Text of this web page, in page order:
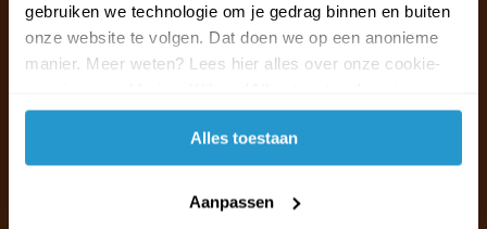
gebruiken we technologie om je gedrag binnen en buiten
onze website te volgen. Dat doen we op een anonieme
manier. Meer weten? Lees hier alles over onze cookie-
accepteren.
Alles toestaan
Aanpassen
Ma t/m vr van 09:30 - 16:00 telefonisch
+31 (0)13 785 62 41
Naar de klantenservice & FAQ